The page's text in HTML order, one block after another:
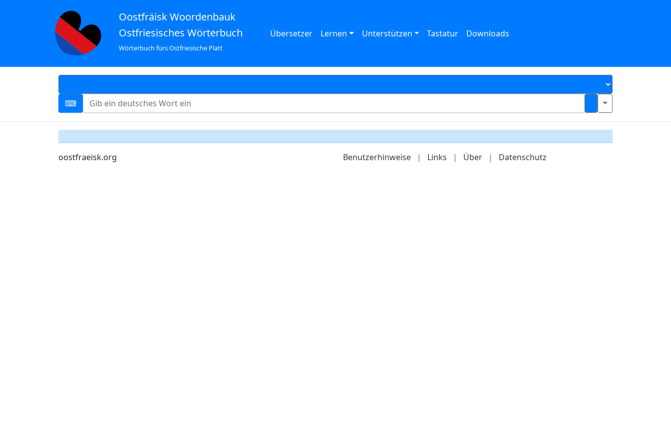
Oostfräisk Woordenbauk
Ostfriesisches Wörterbuch
Wörterbuch fürs Ostfriesische Platt
Übersetzer Lernen Unterstützen Tastatur Downloads
oostfraeisk.org Benutzerhinweise | Links | Über | Datenschutz